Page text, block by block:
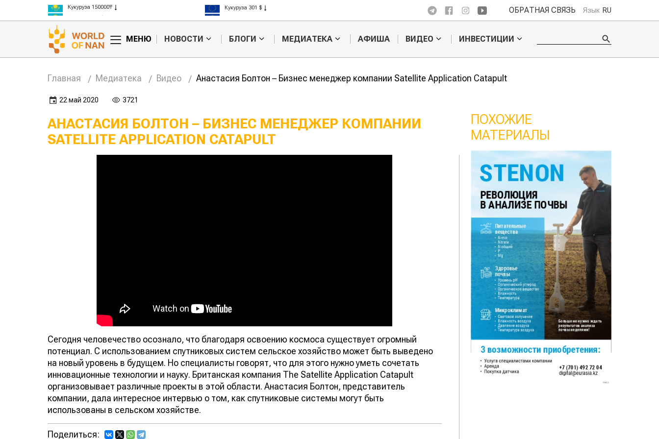
Рис 300000₸
Пшеница 3 класс 125000₸
Рис 408 $
Пшеница 423 $
ОБРАТНАЯ СВЯЗЬ Язык RU
МЕНЮ НОВОСТИ БЛОГИ МЕДИАТЕКА АФИША ВИДЕО ИНВЕСТИЦИИ
Главная Медиатека Видео Анастасия Болтон – Бизнес менеджер компании Satellite Application Catapult
22 май 2020 3721
АНАСТАСИЯ БОЛТОН – БИЗНЕС МЕНЕДЖЕР КОМПАНИИ
SATELLITE APPLICATION CATAPULT
Сегодня человечество осознало, что благодаря освоению космоса существует огромный
потенциал. С использованием спутниковых систем сельское хозяйство может быть выведено
на новый уровень в будущем. Но специалисты говорят, что для этого нужно уметь сочетать
инновационные технологии и науку. Британская компания The Satellite Application Catapult
организовывает различные проекты в этой области. Анастасия Болтон, представитель
компании, дала интересное интервью о том, как спутниковые системы могут быть
использованы в сельском хозяйстве.
Поделиться:
ПОХОЖИЕ
МАТЕРИАЛЫ